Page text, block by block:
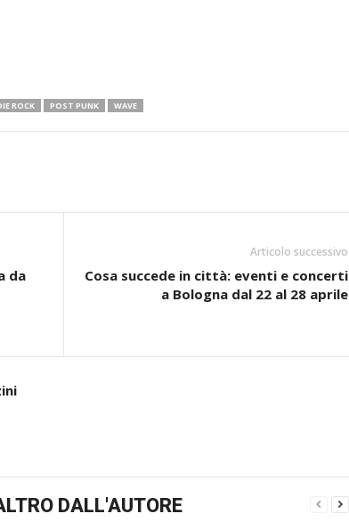
ROCK POST PUNK WAVE
da
Articolo successivo
Cosa succede in città: eventi e concerti
a Bologna dal 22 al 28 aprile
DALL'AUTORE